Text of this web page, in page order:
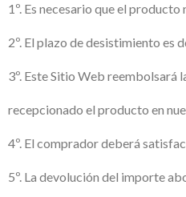
1º. Es necesario que el
2º. El plazo de desistimiento es
3º. Este Sitio Web reembolsará
recepcionado el producto en
4º. El comprador deberá
5º. La devolución del importe